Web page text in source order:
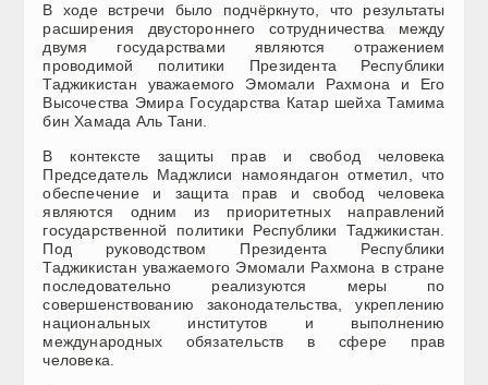
В ходе встречи было подчёркнуто, что результаты
расширения двустороннего сотрудничества между
двумя государствами являются отражением
проводимой политики Президента Республики
Таджикистан уважаемого Эмомали Рахмона и Его
Высочества Эмира Государства Катар шейха Тамима
бин Хамада Аль Тани.
В контексте защиты прав и свобод человека
Председатель Маджлиси намояндагон отметил, что
обеспечение и защита прав и свобод человека
являются одним из приоритетных направлений
государственной политики Республики Таджикистан.
Под руководством Президента Республики
Таджикистан уважаемого Эмомали Рахмона в стране
последовательно реализуются меры по
совершенствованию законодательства, укреплению
национальных институтов и выполнению
международных обязательств в сфере прав
человека.